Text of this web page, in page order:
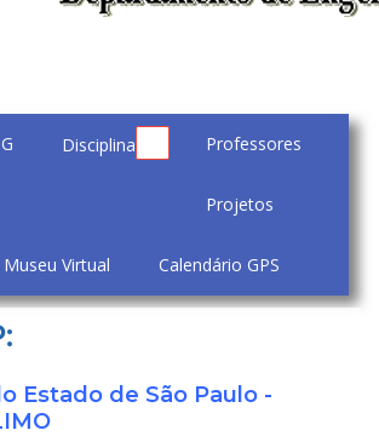
Disciplinas Professores
Projetos
Museu Virtual Calendário GPS
Estado de São Paulo -